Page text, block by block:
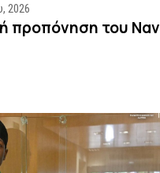
2026
προπόνηση του Ναν